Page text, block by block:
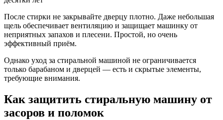
После стирки не закрывайте дверцу плотно. Даже небольшая
щель обеспечивает вентиляцию и защищает машинку от
неприятных запахов и плесени. Простой, но очень
эффективный приём.
Однако уход за стиральной машиной не ограничивается
только барабаном и дверцей — есть и скрытые элементы,
требующие внимания.
Как защитить стиральную машину от
засоров и поломок